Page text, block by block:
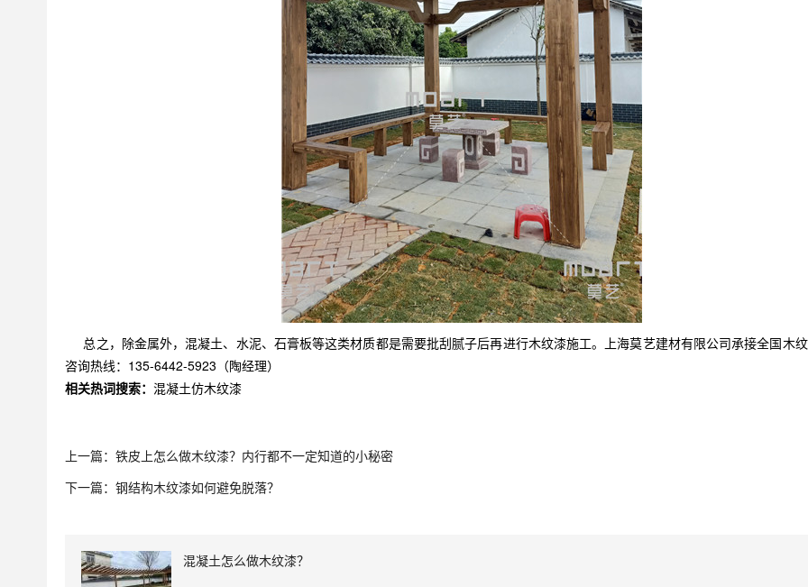
总之，除金属外，混凝土、水泥、石膏板等这类材质都是需要批刮腻子后再进行木纹漆施工。 上海莫艺建材有限公司承接全国木
咨询热线：135-6442-5923（陶经理）
相关热词搜索： 混凝土仿木纹漆
上一篇： 铁皮上怎么做木纹漆？内行都不一定知道的小秘密
下一篇： 钢结构木纹漆如何避免脱落？
混凝土怎么做木纹漆？